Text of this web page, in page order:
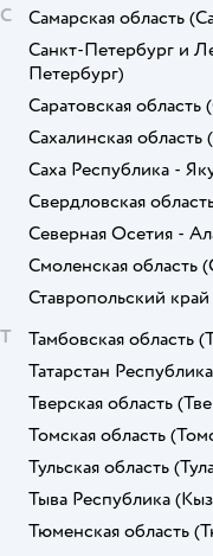
С
Самарская область
Санкт-Петербург и
Петербург)
Саратовская область
Сахалинская область
Саха Республика -
Свердловская
Северная Осетия -
Смоленская область
Ставропольский край
Т
Тамбовская область
Татарстан Республика
Тверская область
Томская область
Тульская область
Тыва Республика
Тюменская область